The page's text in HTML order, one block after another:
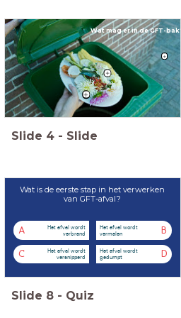
Wat mag er in de GFT-bak?
Slide 4 - Slide
Wat is de eerste stap in het verwerken
van GFT-afval?
A
Het afval wordt
verbrand
B
Het afval wordt
vermalen
C
Het afval wordt
versnipperd
D
Het afval wordt
gedumpt
Slide 8 - Quiz